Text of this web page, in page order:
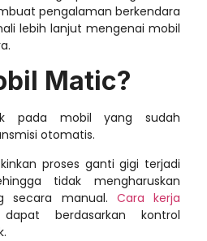
pengalaman berkendara
lebih lanjut mengenai mobil
Matic?
pada mobil yang sudah
otomatis.
proses ganti gigi terjadi
tidak mengharuskan
secara manual. Cara kerja
berdasarkan kontrol